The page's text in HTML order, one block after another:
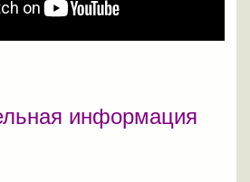
информация